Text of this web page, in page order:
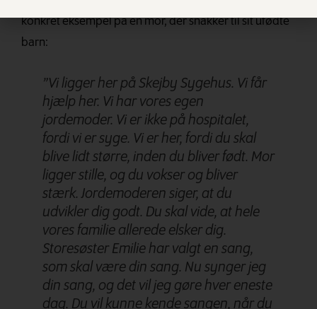
konkret eksempel på en mor, der snakker til sit ufødte
barn:
”Vi ligger her på Skejby Sygehus. Vi får
hjælp her. Vi har vores egen
jordemoder. Vi er ikke på hospitalet,
fordi vi er syge. Vi er her, fordi du skal
blive lidt større, inden du bliver født. Mor
ligger stille, og du vokser og bliver
stærk. Jordemoderen siger, at du
udvikler dig godt. Du skal vide, at hele
vores familie allerede elsker dig.
Storesøster Emilie har valgt en sang,
som skal være din sang. Nu synger jeg
din sang, og det vil jeg gøre hver eneste
dag. Du vil kunne kende sangen, når du